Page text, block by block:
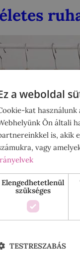
a weboldal
kat használunk
Ön általi
is, akik
vagy
Elengedhetetlenül
szükséges
TESTRESZABÁS